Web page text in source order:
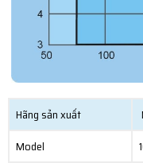
Hãng sản xuất
Model